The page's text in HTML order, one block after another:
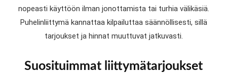
nopeasti käyttöön ilman jonottamista tai turhia välikäsiä.
Puhelinliittymä kannattaa kilpailuttaa säännöllisesti, sillä
tarjoukset ja hinnat muuttuvat jatkuvasti.
Suosituimmat liittymätarjoukset